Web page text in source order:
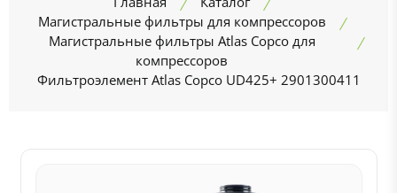
Магистральные фильтры для компрессоров
Магистральные фильтры Atlas Copco для
компрессоров
Фильтроэлемент Atlas Copco UD425+ 2901300411